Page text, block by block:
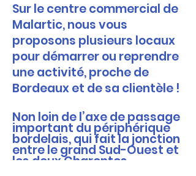
Sur le centre commercial de
Malartic, nous vous
proposons plusieurs locaux
pour démarrer ou reprendre
une activité, proche de
Bordeaux et de sa clientèle !
Non loin de l’axe de passage
important du périphérique
bordelais, qui fait la jonction
entre le grand Sud-Ouest et
les deux Charentes,